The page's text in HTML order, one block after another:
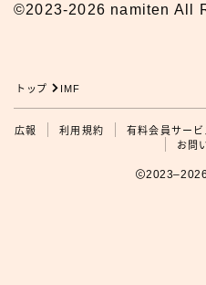
©2023-2026 namiten All
トップ IMF
広報 利用規約 有料会員サー
お問